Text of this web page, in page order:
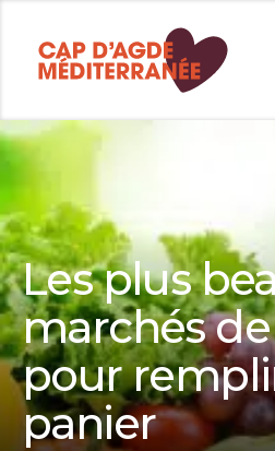
contenu
Les plus
marchés
pour
panier